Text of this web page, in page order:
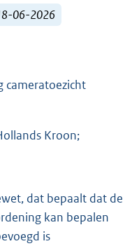
06-2026
cameratoezicht
Kroon;
dat bepaalt dat de
kan bepalen
is